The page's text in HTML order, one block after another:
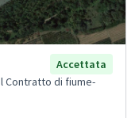
Accettata
Contratto di fiume-